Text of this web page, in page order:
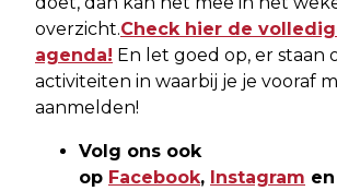
overzicht.Check hier de
agenda! En let goed op, er staan
activiteiten in waarbij je je vooraf
aanmelden!
Volg ons ook
op Facebook, Instagram